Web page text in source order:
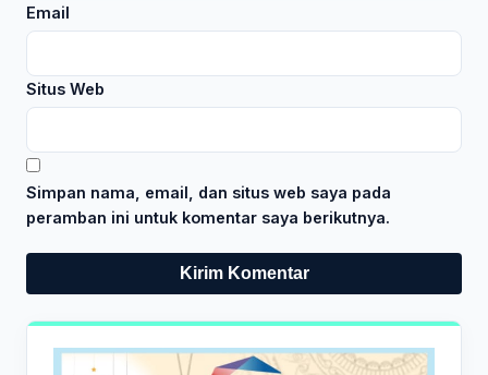
Email
Situs Web
Simpan nama, email, dan situs web saya pada
peramban ini untuk komentar saya berikutnya.